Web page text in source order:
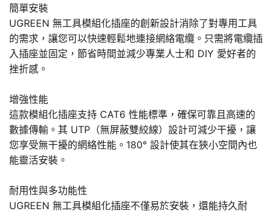
簡單安裝
UGREEN 無工具模組化插座的創新設計消除了對專用工具
的需求，讓您可以快速輕鬆地連接網絡電纜。只需將電纜插
入插座並固定，節省時間並減少專業人士和 DIY 愛好者的
挫折感。
增強性能
這款模組化插座支持 CAT6 性能標準，確保可靠且高速的
數據傳輸。其 UTP（無屏蔽雙絞線）設計可減少干擾，讓
您享受無干擾的網絡性能。180° 設計使其在狹小空間內也
能靈活安裝。
耐用性與多功能性
UGREEN 無工具模組化插座不僅易於安裝，還能持久耐